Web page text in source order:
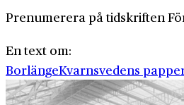
Prenumerera på tidskriften
En text om:
BorlängeKvarnsvedens